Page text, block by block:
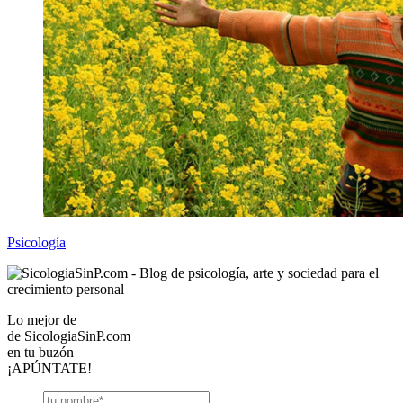
Psicología
Lo mejor de
de SicologiaSinP.com
en tu buzón
¡APÚNTATE!